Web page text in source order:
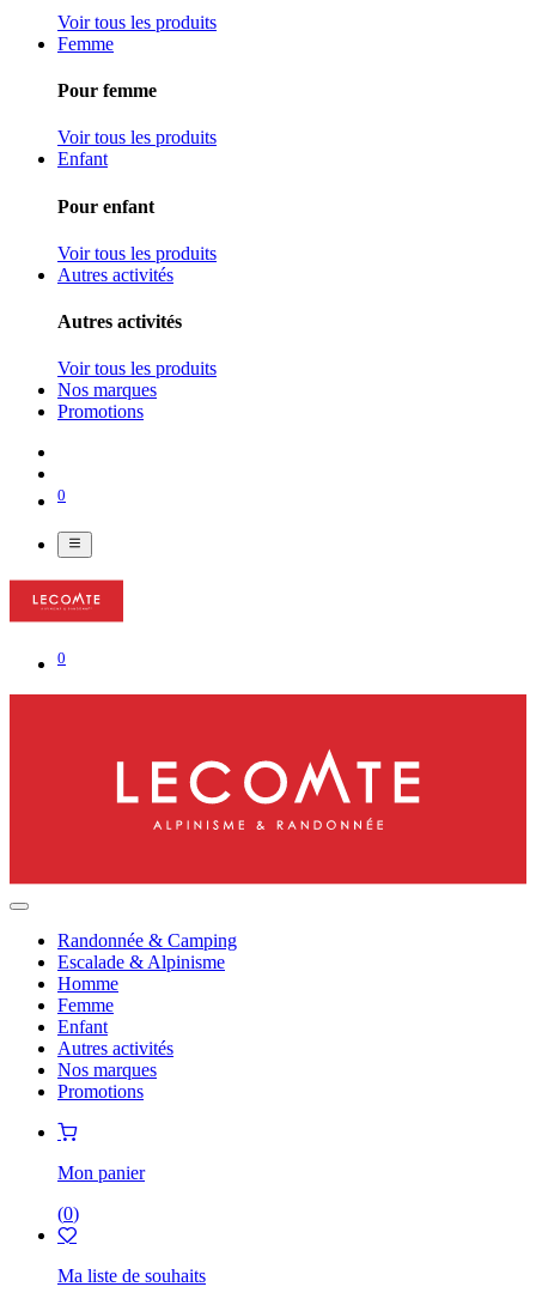
Voir tous les produits
Femme
Pour femme
Voir tous les produits
Enfant
Pour enfant
Voir tous les produits
Autres activités
Autres activités
Voir tous les produits
Nos marques
Promotions
0
0
Randonnée & Camping
Escalade & Alpinisme
Homme
Femme
Enfant
Autres activités
Nos marques
Promotions
Mon panier
(0)
Ma liste de souhaits